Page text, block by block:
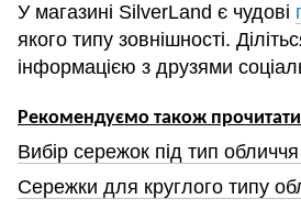
У магазині SilverLand є чудові
якого типу зовнішності.
інформацією з друзями
Рекомендуємо також
Вибір сережок під тип обличчя
Сережки для круглого типу